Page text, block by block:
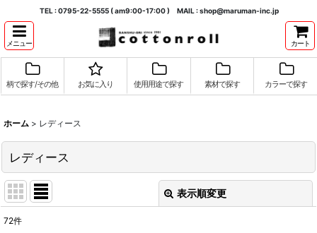
TEL : 0795-22-5555 ( am9:00-17:00 ) MAIL : shop@maruman-inc.jp
メニュー カート
柄で探す/その他 お気に入り 使用用途で探す 素材で探す カラーで探す
ホーム > レディース
レディース
表示順変更
72件